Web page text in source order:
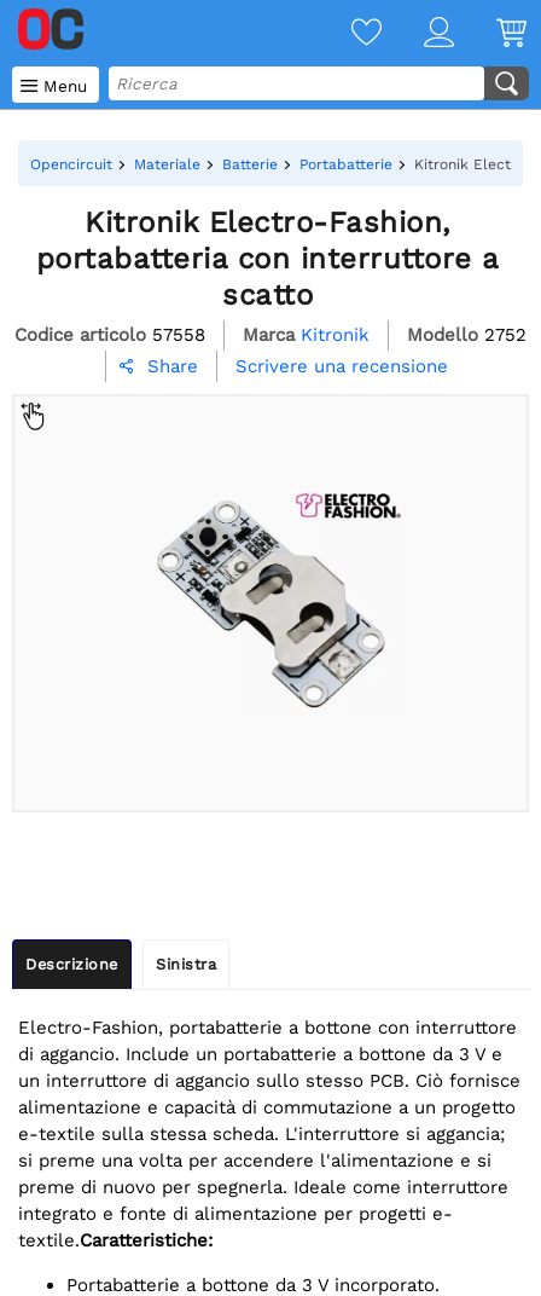
 Menu
Opencircuit Materiale Batterie Portabatterie Kitronik Electro-
Kitronik Electro-Fashion,
portabatteria con interruttore a
scatto
Codice articolo 57558 Marca Kitronik Modello 2752
 Share Scrivere una recensione
Descrizione Sinistra
Electro-Fashion, portabatterie a bottone con interruttore
di aggancio. Include un portabatterie a bottone da 3 V e
un interruttore di aggancio sullo stesso PCB. Ciò fornisce
alimentazione e capacità di commutazione a un progetto
e-textile sulla stessa scheda. L'interruttore si aggancia;
si preme una volta per accendere l'alimentazione e si
preme di nuovo per spegnerla. Ideale come interruttore
integrato e fonte di alimentazione per progetti e-
textile.Caratteristiche:
Portabatterie a bottone da 3 V incorporato.